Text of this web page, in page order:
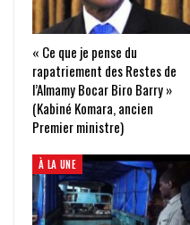
« Ce que je pense du
rapatriement des Restes de
l’Almamy Bocar Biro Barry »
(Kabiné Komara, ancien
Premier ministre)
À LA UNE